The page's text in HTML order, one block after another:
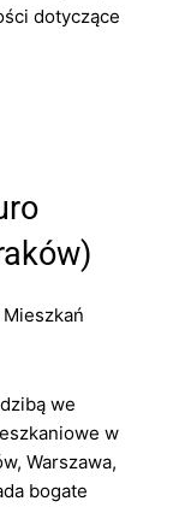
dotyczące
we
w
Warszawa,
bogate